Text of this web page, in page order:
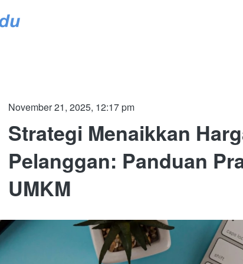
November 21, 2025, 12:17 pm
Strategi Menaikkan
Pelanggan: Panduan
UMKM